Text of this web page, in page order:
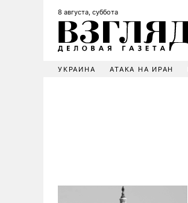
8 августа, суббота
УКРАИНА АТАКА НА ИРАН